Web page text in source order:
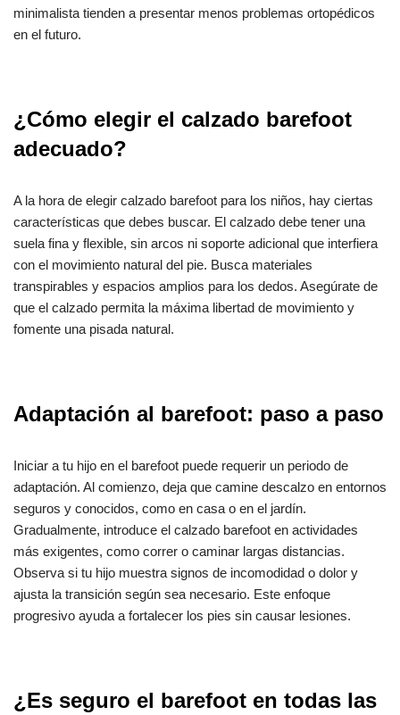
minimalista tienden a presentar menos problemas ortopédicos
en el futuro.
¿Cómo elegir el calzado barefoot
adecuado?
A la hora de elegir calzado barefoot para los niños, hay ciertas
características que debes buscar. El calzado debe tener una
suela fina y flexible, sin arcos ni soporte adicional que interfiera
con el movimiento natural del pie. Busca materiales
transpirables y espacios amplios para los dedos. Asegúrate de
que el calzado permita la máxima libertad de movimiento y
fomente una pisada natural.
Adaptación al barefoot: paso a paso
Iniciar a tu hijo en el barefoot puede requerir un periodo de
adaptación. Al comienzo, deja que camine descalzo en entornos
seguros y conocidos, como en casa o en el jardín.
Gradualmente, introduce el calzado barefoot en actividades
más exigentes, como correr o caminar largas distancias.
Observa si tu hijo muestra signos de incomodidad o dolor y
ajusta la transición según sea necesario. Este enfoque
progresivo ayuda a fortalecer los pies sin causar lesiones.
¿Es seguro el barefoot en todas las